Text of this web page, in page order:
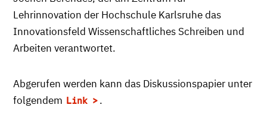
Lehrinnovation der Hochschule Karlsruhe das
Innovationsfeld Wissenschaftliches Schreiben und
Arbeiten verantwortet.
Abgerufen werden kann das Diskussionspapier unter
folgendem Link .